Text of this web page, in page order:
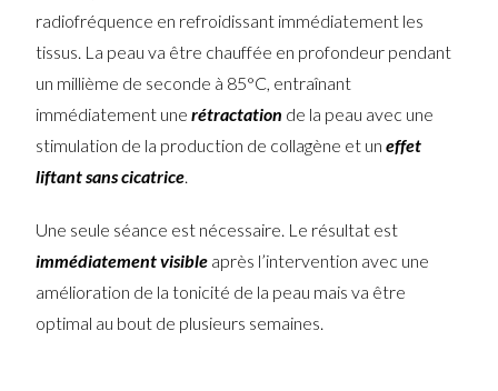
radiofréquence en refroidissant immédiatement les
tissus. La peau va être chauffée en profondeur pendant
un millième de seconde à 85°C, entraînant
immédiatement unerétractation de la peau avec une
stimulation de la production de collagène et uneffet
liftant sans cicatrice
Une seule séance est nécessaire. Le résultat est
immédiatement visible après l’intervention avec une
amélioration de la tonicité de la peau mais va être
optimal au bout de plusieurs semaines.